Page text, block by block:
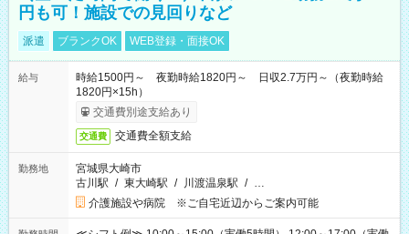
円も可！施設での見回りなど
派遣 ブランクOK WEB登録・面接OK
給与
時給1500円～ 夜勤時給1820円～ 日収2.7万円～（夜勤時給
1820円×15h）
交通費別途支給あり
交通費 交通費全額支給
勤務地
宮城県大崎市
古川駅 / 東大崎駅 / 川渡温泉駅 / …
介護施設や病院 ※ご自宅近辺からご案内可能